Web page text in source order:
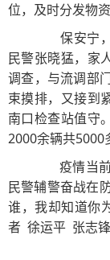
位，及时分发物
保安宁，
民警张晓猛，家
调查，与流调部
束摸排，又接到
南口检查站值守
2000余辆共5000
疫情当前
民警辅警奋战在
谁，我却知道你
者 徐运平 张志